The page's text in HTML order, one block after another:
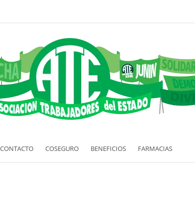
CONTACTO COSEGURO BENEFICIOS FARMACIAS